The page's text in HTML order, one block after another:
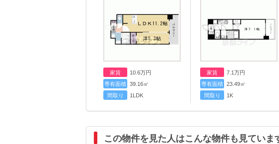
家賃 10.6万円
専有面積 39.16㎡
間取り
1LDK
家賃 7.1万円
専有面積 23.49㎡
間取り
1K
この物件を見た人はこんな物件も見ていま